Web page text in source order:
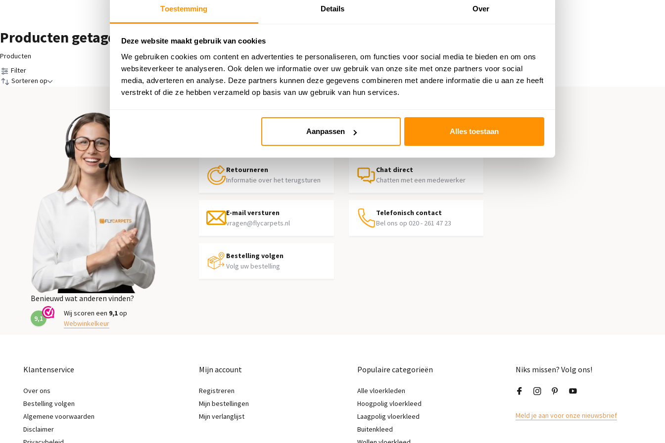
Toestemming Details Over
Deze website maakt gebruik van cookies
We gebruiken cookies om content en advertenties te personaliseren, om functies voor social media te bieden en om ons
websiteverkeer te analyseren. Ook delen we informatie over uw gebruik van onze site met onze partners voor social
media, adverteren en analyse. Deze partners kunnen deze gegevens combineren met andere informatie die u aan ze heeft
verstrekt of die ze hebben verzameld op basis van uw gebruik van hun services.
Aanpassen Alles toestaan
Producten getagd met Geel
Producten
Filter
Sorteren op
Hulp nodig?
Retourneren
Informatie over het terugsturen
Chat direct
Chatten met een medewerker
E-mail versturen
vragen@flycarpets.nl
Telefonisch contact
Bel ons op 020 - 261 47 23
Bestelling volgen
Volg uw bestelling
Benieuwd wat anderen vinden?
9,1
Wij scoren een 9,1op
Webwinkelkeur
Klantenservice
Over ons
Bestelling volgen
Algemene voorwaarden
Disclaimer
Mijn account
Registreren
Mijn bestellingen
Mijn verlanglijst
Populaire categorieën
Alle vloerkleden
Hoogpolig vloerkleed
Laagpolig vloerkleed
Buitenkleed
Niks missen? Volg ons!
Meld je aan voor onze nieuwsbrief